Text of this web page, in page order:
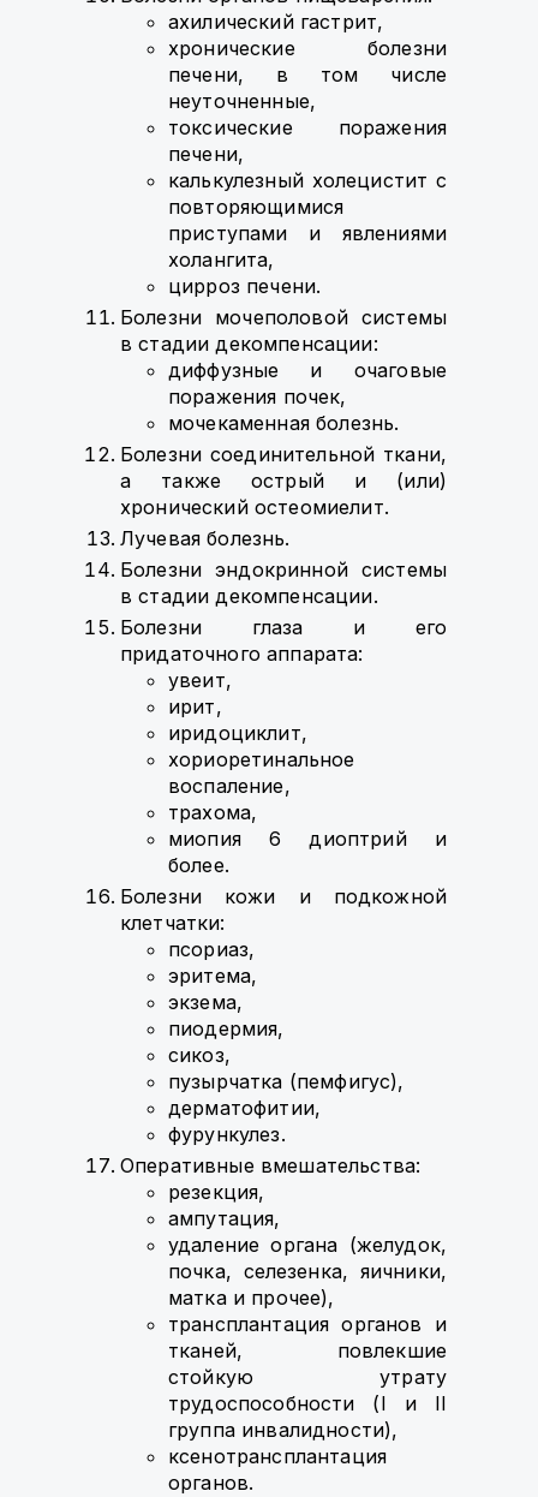
ахилический гастрит,
хронические болезни
печени, в том числе
неуточненные,
токсические поражения
печени,
калькулезный холецистит с
повторяющимися
приступами и явлениями
холангита,
цирроз печени.
Болезни мочеполовой системы
в стадии декомпенсации:
диффузные и очаговые
поражения почек,
мочекаменная болезнь.
Болезни соединительной ткани,
а также острый и (или)
хронический остеомиелит.
Лучевая болезнь.
Болезни эндокринной системы
в стадии декомпенсации.
Болезни глаза и его
придаточного аппарата:
увеит,
ирит,
иридоциклит,
хориоретинальное
воспаление,
трахома,
миопия 6 диоптрий и
более.
Болезни кожи и подкожной
клетчатки:
псориаз,
эритема,
экзема,
пиодермия,
сикоз,
пузырчатка (пемфигус),
дерматофитии,
фурункулез.
Оперативные вмешательства:
резекция,
ампутация,
удаление органа (желудок,
почка, селезенка, яичники,
матка и прочее),
трансплантация органов и
тканей, повлекшие
стойкую утрату
трудоспособности (I и II
группа инвалидности),
ксенотрансплантация
органов.